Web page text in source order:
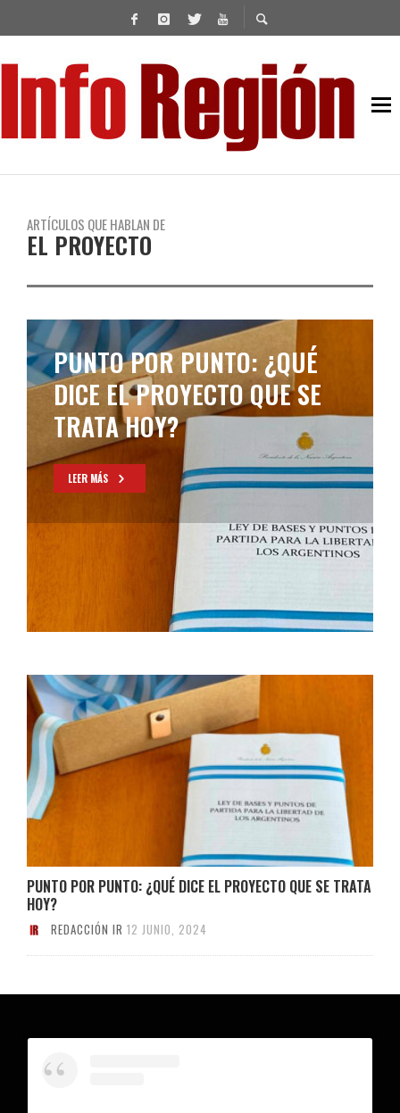
ARTÍCULOS QUE HABLAN DE
EL PROYECTO
PUNTO POR PUNTO: ¿QUÉ
DICE EL PROYECTO QUE SE
TRATA HOY?
LEER MÁS
PUNTO POR PUNTO: ¿QUÉ DICE EL PROYECTO QUE SE TRATA
HOY?
REDACCIÓN IR 12 JUNIO, 2024